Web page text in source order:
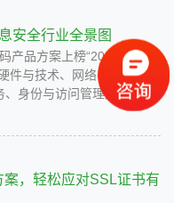
安全行业全景图
产品方案上榜“2026年网络
件与技术、网络与基础架构
身份与访问管理六大关键
，轻松应对SSL证书有